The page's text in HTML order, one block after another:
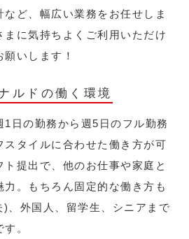
ど、幅広い業務をお任せしま
に気持ちよくご利用いただけ
いします！
ルドの働く環境
1日の勤務から週5日のフル勤務
スタイルに合わせた働き方が可
提出で、他のお仕事や家庭と
。もちろん固定的な働き方も
、外国人、留学生、シニアまで
。